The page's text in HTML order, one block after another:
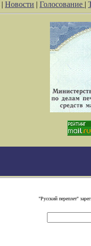
| Новости | Голосование |
"Русский переплет"